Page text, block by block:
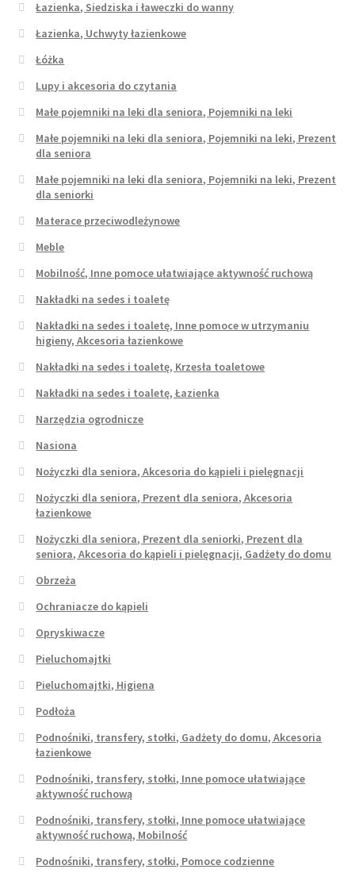
Łazienka, Siedziska i ławeczki do wanny
Łazienka, Uchwyty łazienkowe
Łóżka
Lupy i akcesoria do czytania
Małe pojemniki na leki dla seniora, Pojemniki na leki
Małe pojemniki na leki dla seniora, Pojemniki na leki, Prezent
dla seniora
Małe pojemniki na leki dla seniora, Pojemniki na leki, Prezent
dla seniorki
Materace przeciwodleżynowe
Meble
Mobilność, Inne pomoce ułatwiające aktywność ruchową
Nakładki na sedes i toaletę
Nakładki na sedes i toaletę, Inne pomoce w utrzymaniu
higieny, Akcesoria łazienkowe
Nakładki na sedes i toaletę, Krzesła toaletowe
Nakładki na sedes i toaletę, Łazienka
Narzędzia ogrodnicze
Nasiona
Nożyczki dla seniora, Akcesoria do kąpieli i pielęgnacji
Nożyczki dla seniora, Prezent dla seniora, Akcesoria
łazienkowe
Nożyczki dla seniora, Prezent dla seniorki, Prezent dla
seniora, Akcesoria do kąpieli i pielęgnacji, Gadżety do domu
Obrzeża
Ochraniacze do kąpieli
Opryskiwacze
Pieluchomajtki
Pieluchomajtki, Higiena
Podłoża
Podnośniki, transfery, stołki, Gadżety do domu, Akcesoria
łazienkowe
Podnośniki, transfery, stołki, Inne pomoce ułatwiające
aktywność ruchową
Podnośniki, transfery, stołki, Inne pomoce ułatwiające
aktywność ruchową, Mobilność
Podnośniki, transfery, stołki, Pomoce codzienne